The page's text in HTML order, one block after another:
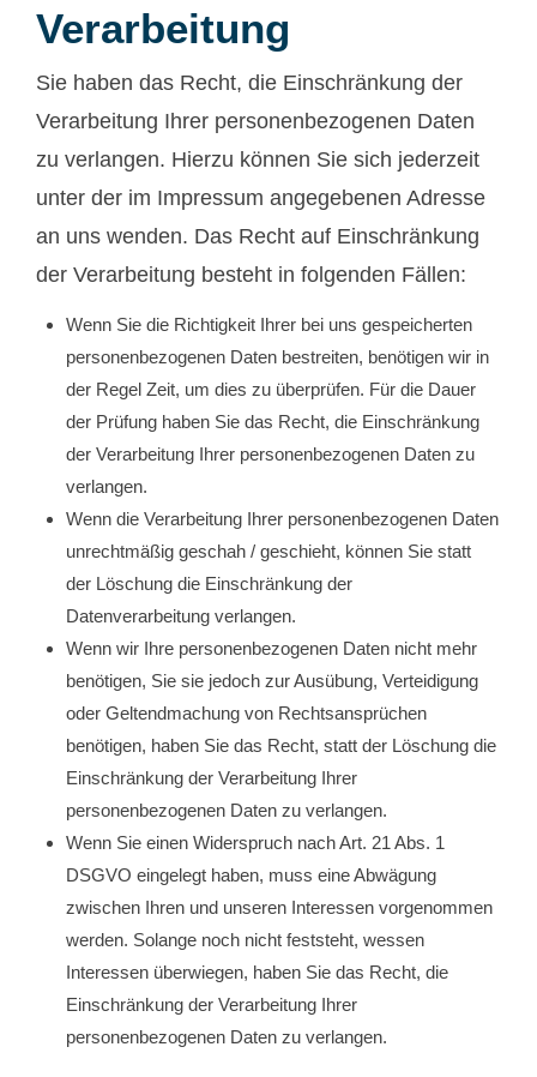
Verarbeitung
Sie haben das Recht, die Einschränkung der
Verarbeitung Ihrer personenbezogenen Daten
zu verlangen. Hierzu können Sie sich jederzeit
unter der im Impressum angegebenen Adresse
an uns wenden. Das Recht auf Einschränkung
der Verarbeitung besteht in folgenden Fällen:
Wenn Sie die Richtigkeit Ihrer bei uns gespeicherten
personenbezogenen Daten bestreiten, benötigen wir in
der Regel Zeit, um dies zu überprüfen. Für die Dauer
der Prüfung haben Sie das Recht, die Einschränkung
der Verarbeitung Ihrer personenbezogenen Daten zu
verlangen.
Wenn die Verarbeitung Ihrer personenbezogenen Daten
unrechtmäßig geschah / geschieht, können Sie statt
der Löschung die Einschränkung der
Datenverarbeitung verlangen.
Wenn wir Ihre personenbezogenen Daten nicht mehr
benötigen, Sie sie jedoch zur Ausübung, Verteidigung
oder Geltendmachung von Rechtsansprüchen
benötigen, haben Sie das Recht, statt der Löschung die
Einschränkung der Verarbeitung Ihrer
personenbezogenen Daten zu verlangen.
Wenn Sie einen Widerspruch nach Art. 21 Abs. 1
DSGVO eingelegt haben, muss eine Abwägung
zwischen Ihren und unseren Interessen vorgenommen
werden. Solange noch nicht feststeht, wessen
Interessen überwiegen, haben Sie das Recht, die
Einschränkung der Verarbeitung Ihrer
personenbezogenen Daten zu verlangen.